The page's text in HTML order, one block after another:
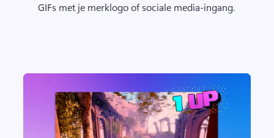
GIFs met je merklogo of sociale media-ingang.